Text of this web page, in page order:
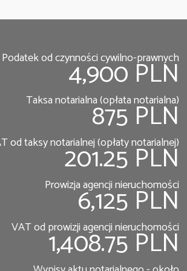
Podatek od czynności cywilno-prawnych
4,900 PLN
Taksa notarialna (opłata notarialna)
875 PLN
od taksy notarialnej (opłaty notarialnej)
201.25 PLN
Prowizja agencji nieruchomości
6,125 PLN
VAT od prowizji agencji nieruchomości
1,408.75 PLN